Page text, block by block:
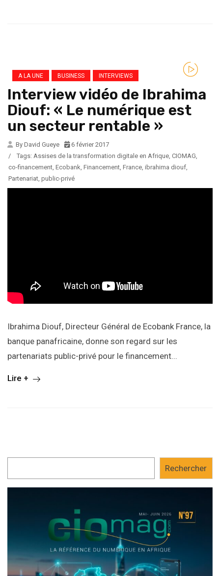
A LA UNE BUSINESS INTERVIEWS
Interview vidéo de Ibrahima
Diouf: « Le numérique est
un secteur rentable »
By David Gueye
6 février 2017
/
Tags: Assises de la transformation digitale en Afrique, CIOMAG,
co-financement, Ecobank, Financement, France, ibrahima diouf,
Partenariat, public-privé
Ibrahima Diouf, Directeur Général de Ecobank France, la
banque panafricaine, donne son regard sur les
partenariats public-privé pour le financement...
Lire +
Rechercher